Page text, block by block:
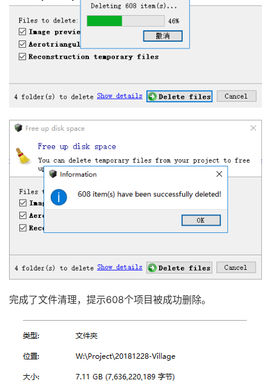
完成了文件清理，提示608个项目被成功删除。